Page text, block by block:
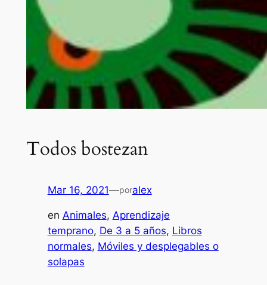
Todos bostezan
Mar 16, 2021—poralex
en Animales, Aprendizaje
temprano, De 3 a 5 años, Libros
normales, Móviles y desplegables o
solapas